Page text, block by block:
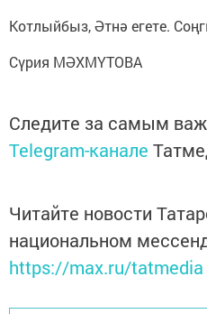
Котлыйбыз, Әтнә егете.
Сүрия МӘХМҮТОВА
Следите за самым
Telegram-канале
Читайте новости
национальном
https://max.ru/tatmedia